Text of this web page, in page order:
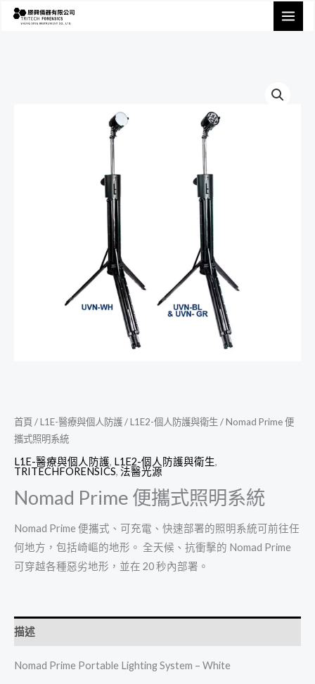
首頁/L1E-醫療與個人防護/L1E2-個人防護與衛生 / Nomad Prime 便
攜式照明系統
L1E-醫療與個人防護, L1E2-個人防護與衛生,
TRITECHFORENSICS, 法醫光源
Nomad Prime 便攜式照明系統
Nomad Prime 便攜式、可充電、快速部署的照明系統可前往任
何地方，包括崎嶇的地形。 全天候、抗衝擊的 Nomad Prime
可穿越各種惡劣地形，並在 20 秒內部署。
描述
Nomad Prime Portable Lighting System – White